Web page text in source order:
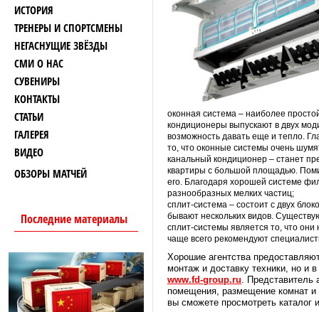
ИСТОРИЯ
ТРЕНЕРЫ И СПОРТСМЕНЫ
НЕГАСНУЩИЕ ЗВЁЗДЫ
СМИ О НАС
СУВЕНИРЫ
КОНТАКТЫ
СТАТЬИ
ГАЛЕРЕЯ
ВИДЕО
ОБЗОРЫ МАТЧЕЙ
Последние материалы
оконная система – наиболее
кондиционеры выпускают в двух
возможность давать еще и тепло.
то, что оконные системы очень
канальный кондиционер – станет
квартиры с большой площадью.
его. Благодаря хорошей системе
разнообразных мелких частиц;
сплит-система – состоит с двух
бывают нескольких видов.
сплит-системы является то, что
чаще всего рекомендуют
Хорошие агентства
монтаж и доставку техники, но и
www.fd-group.ru. Представитель
помещения, размещение комнат и
вы сможете просмотреть